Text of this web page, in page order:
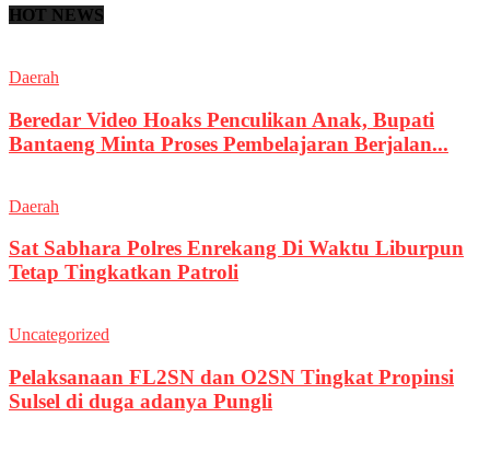
HOT NEWS
Daerah
Beredar Video Hoaks Penculikan Anak, Bupati
Bantaeng Minta Proses Pembelajaran Berjalan...
Daerah
Sat Sabhara Polres Enrekang Di Waktu Liburpun
Tetap Tingkatkan Patroli
Uncategorized
Pelaksanaan FL2SN dan O2SN Tingkat Propinsi
Sulsel di duga adanya Pungli